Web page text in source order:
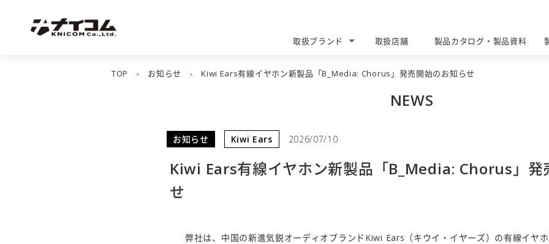
取扱ブランド
取扱店舗
製品カタログ・製品資料
TOP
> お知らせ > Kiwi Ears有線イヤホン新製品「B_Media: Chorus」発売開始のお知らせ
NEWS
お知らせ Kiwi Ears 2026/07/10
Kiwi Ears有線イヤホン新製品「B_Media: Chorus」発
せ
弊社は、中国の新進気鋭オーディオブランドKiwi Ears（キウイ・イヤーズ）の有線イヤ